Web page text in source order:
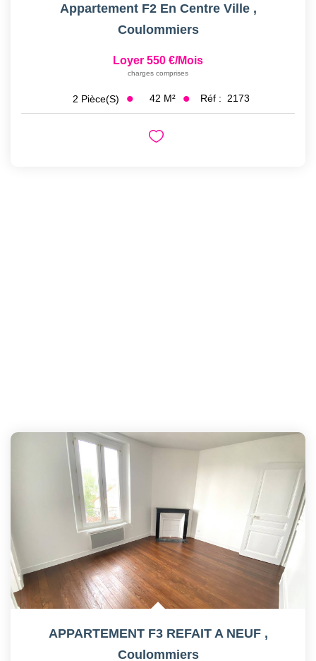
Appartement F2 En Centre Ville ,
Coulommiers
Loyer 550 €/mois
charges comprises
2 Pièce(s) 42 M² Réf : 2173
APPARTEMENT F3 REFAIT A NEUF ,
Coulommiers